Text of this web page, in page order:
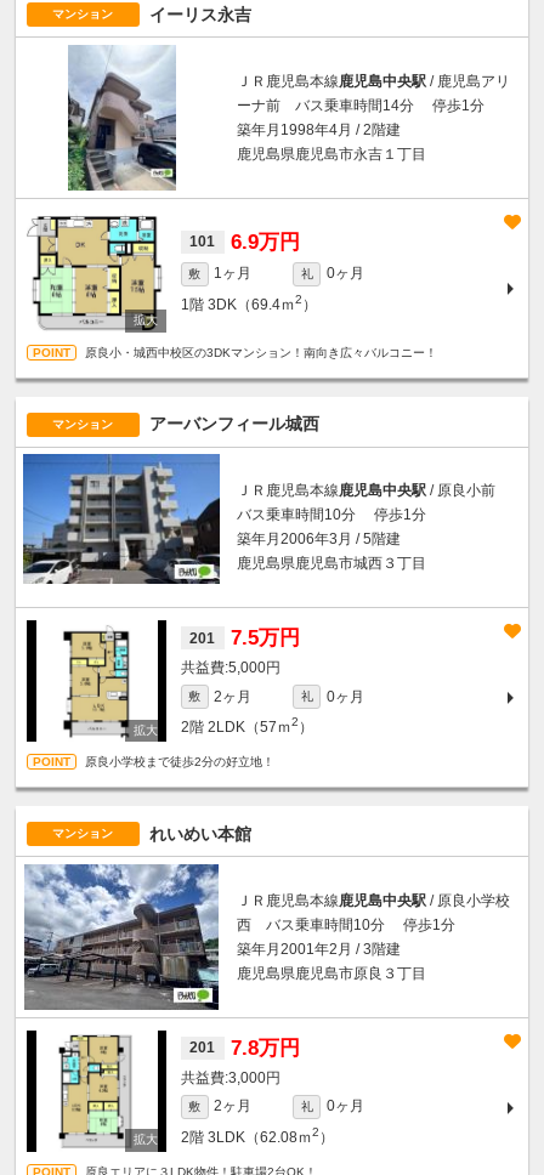
マンション イーリス永吉
ＪＲ鹿児島本線鹿児島中央駅 / 鹿児島アリ
ーナ前 バス乗車時間14分 停歩1分
築年月1998年4月 / 2階建
鹿児島県鹿児島市永吉１丁目
101 6.9万円
敷 1ヶ月 礼
0ヶ月
1階 3DK（69.4ｍ2 ）
原良小・城西中校区の3DKマンション！南向き広々バルコニー！
マンション アーバンフィール城西
ＪＲ鹿児島本線鹿児島中央駅 / 原良小前
バス乗車時間10分 停歩1分
築年月2006年3月 / 5階建
鹿児島県鹿児島市城西３丁目
201 7.5万円
5,000円
敷 2ヶ月 礼
0ヶ月
2階 2LDK（57ｍ2 ）
原良小学校まで徒歩2分の好立地！
マンション れいめい本館
ＪＲ鹿児島本線鹿児島中央駅 / 原良小学校
西 バス乗車時間10分 停歩1分
築年月2001年2月 / 3階建
鹿児島県鹿児島市原良３丁目
201 7.8万円
3,000円
敷 2ヶ月 礼
0ヶ月
2階 3LDK（62.08ｍ2 ）
原良エリアに３LDK物件！駐車場2台OK！